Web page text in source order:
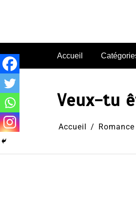
Accueil
Veux-tu
Accueil Romance